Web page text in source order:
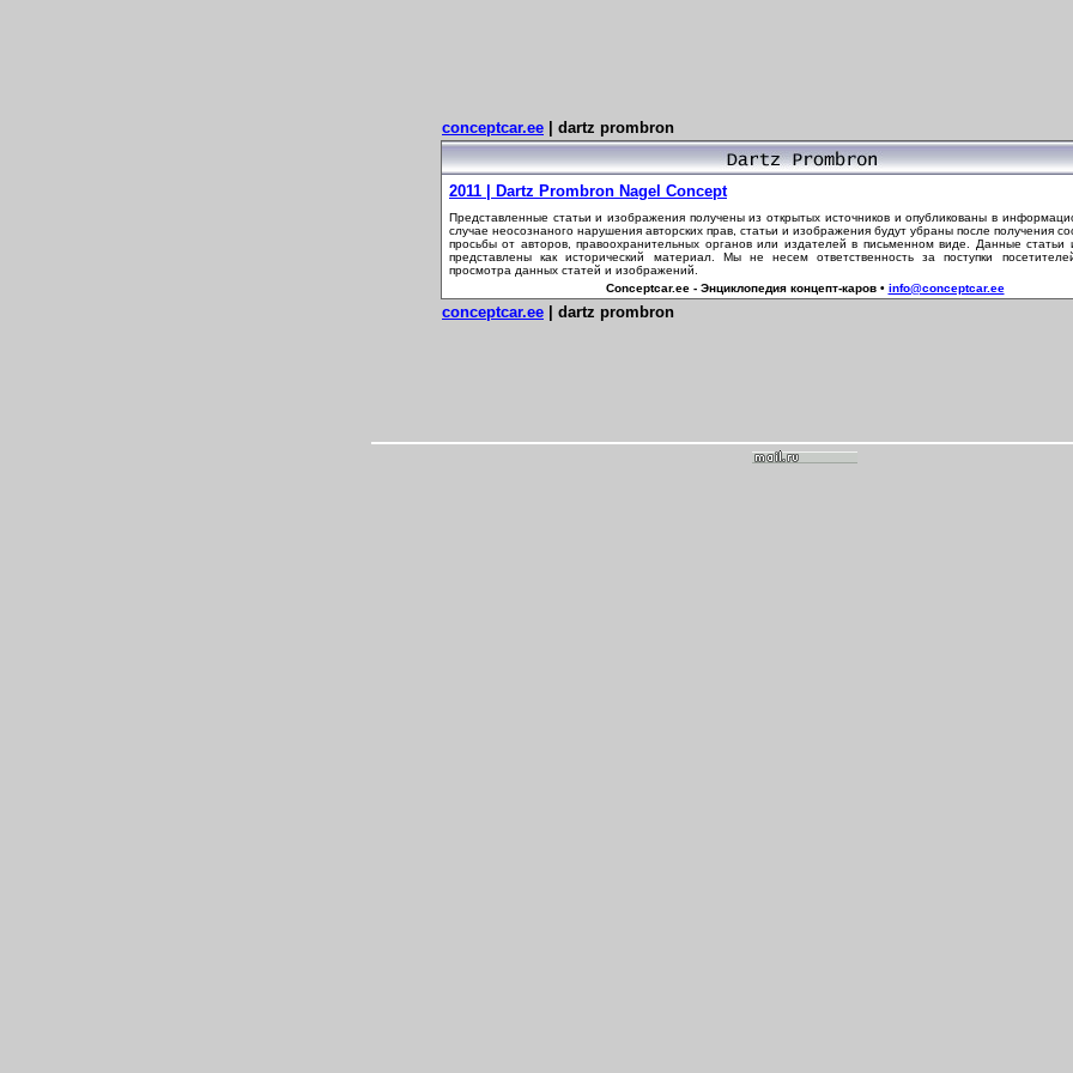
conceptcar.ee | dartz prombron
2011 | Dartz Prombron Nagel Concept
Представленные статьи и изображения получены из открытых источников и опубликованы в
случае неосознаного нарушения авторских прав, статьи и изображения будут убраны после получения
просьбы от авторов, правоохранительных органов или издателей в письменном виде. Данные статьи
представлены как исторический материал. Мы не несем ответственность за поступки
просмотра данных статей и изображений.
Conceptcar.ee - Энциклопедия концепт-каров • info@conceptcar.ee
conceptcar.ee | dartz prombron